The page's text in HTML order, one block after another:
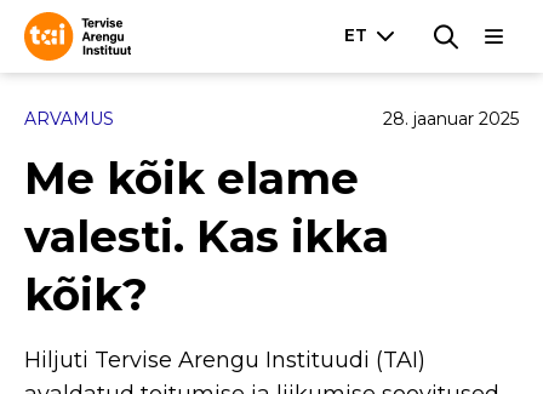
ARVAMUS 28. jaanuar 2025
Me kõik elame
valesti. Kas ikka
kõik?
Hiljuti Tervise Arengu Instituudi (TAI)